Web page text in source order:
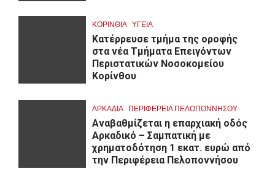
ΚΟΡΙΝΘΊΑ ΥΓΕΙΑ
Kατέρρευσε τμήμα της οροφής
στα νέα Τμήματα Επειγόντων
Περιστατικών Νοσοκομείου
Κορίνθου
ΑΡΚΑΔΊΑ ΠΕΡΙΦΈΡΕΙΑ ΠΕΛΟΠΟΝΝΉΣΟΥ
Αναβαθμίζεται η επαρχιακή οδός
Αρκαδικό – Σαμπατική με
χρηματοδότηση 1 εκατ. ευρώ από
την Περιφέρεια Πελοποννήσου